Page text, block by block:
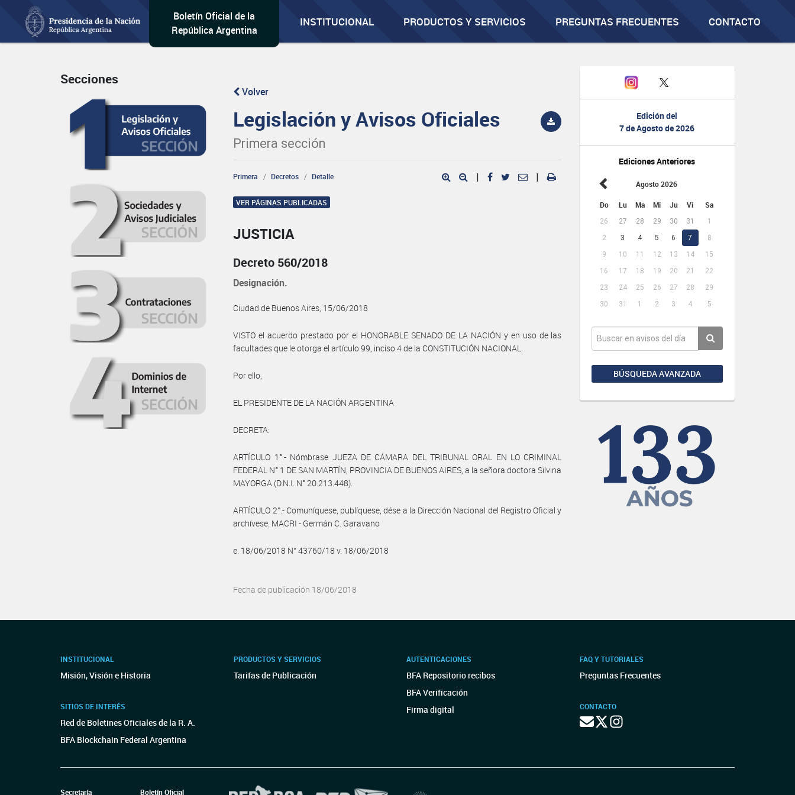
Boletín Oficial de la
República Argentina
INSTITUCIONAL PRODUCTOS Y SERVICIOS PREGUNTAS FRECUENTES CONTACTO
Edición del
7 de Agosto de 2026
Ediciones Anteriores
Agosto 2026
Do Lu Ma Mi Ju Vi Sa
26 27 28 29 30 31
1
2
3 4 5 6 7
8
9
10 11 12 13 14
15
16
17 18 19 20 21
22
23
24 25 26 27 28
29
30
31 1 2 3 4 5
BÚSQUEDA AVANZADA
Secciones
Volver
Legislación y Avisos Oficiales
Primera sección
Primera Decretos Detalle | |
VER PÁGINAS PUBLICADAS
JUSTICIA
Decreto 560/2018
Designación.
Ciudad de Buenos Aires, 15/06/2018
VISTO el acuerdo prestado por el HONORABLE SENADO DE LA NACIÓN y en uso de las
facultades que le otorga el artículo 99, inciso 4 de la CONSTITUCIÓN NACIONAL.
Por ello,
EL PRESIDENTE DE LA NACIÓN ARGENTINA
DECRETA:
ARTÍCULO 1°.- Nómbrase JUEZA DE CÁMARA DEL TRIBUNAL ORAL EN LO CRIMINAL
FEDERAL N° 1 DE SAN MARTÍN, PROVINCIA DE BUENOS AIRES, a la señora doctora Silvina
MAYORGA (D.N.I. N° 20.213.448).
ARTÍCULO 2°.- Comuníquese, publíquese, dése a la Dirección Nacional del Registro Oficial y
archívese. MACRI - Germán C. Garavano
e. 18/06/2018 N° 43760/18 v. 18/06/2018
Fecha de publicación 18/06/2018
INSTITUCIONAL
Misión, Visión e Historia
SITIOS DE INTERÉS
Red de Boletines Oficiales de la R. A.
BFA Blockchain Federal Argentina
PRODUCTOS Y SERVICIOS
Tarifas de Publicación
AUTENTICACIONES
BFA Repositorio recibos
BFA Verificación
Firma digital
FAQ Y TUTORIALES
Preguntas Frecuentes
CONTACTO
Secretaría Boletín Oficial